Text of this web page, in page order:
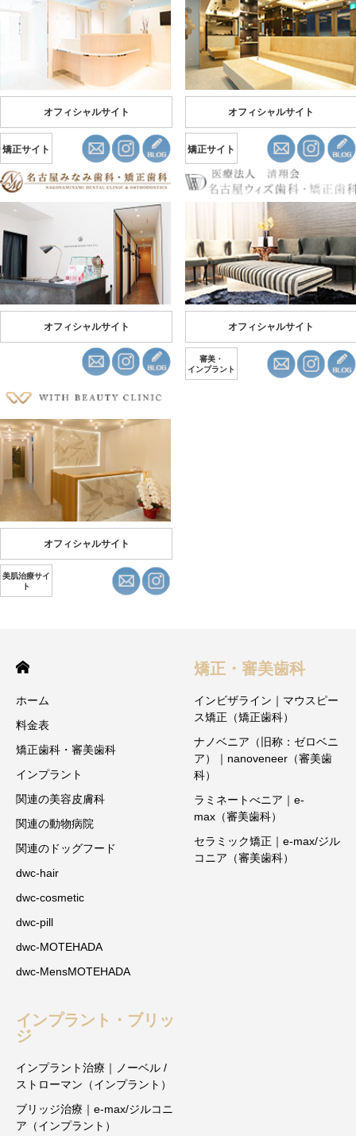
オフィシャルサイト
矯正サイト
オフィシャルサイト
矯正サイト
オフィシャルサイト オフィシャルサイト
審美・
インプラント
オフィシャルサイト
美肌治療サイ
ト
ホーム
料金表
矯正歯科・審美歯科
インプラント
関連の美容皮膚科
関連の動物病院
関連のドッグフード
dwc-hair
dwc-cosmetic
dwc-pill
dwc-MOTEHADA
dwc-MensMOTEHADA
矯正・審美歯科
インビザライン｜マウスピー
ス矯正（矯正歯科）
ナノベニア（旧称：ゼロベニ
ア）｜nanoveneer（審美歯
科）
ラミネートべニア｜e-
max（審美歯科）
セラミック矯正｜e-max/ジル
コニア（審美歯科）
インプラント・ブリッ
ジ
インプラント治療｜ノーベル /
ストローマン（インプラント）
ブリッジ治療｜e-max/ジルコニ
ア（インプラント）